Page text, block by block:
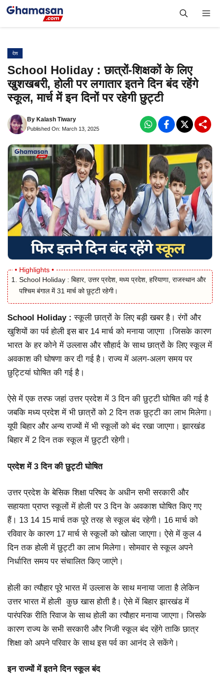
Skip
देश
School Holiday : छात्रों-शिक्षकों के लिए
खुशखबरी, होली पर लगातार इतने दिन बंद रहेंगे
स्कूल, मार्च में इन दिनों पर रहेगी छुट्टी
By Kalash Tiwary
Published On: March 13, 2025
School Holiday : बिहार, उत्तर प्रदेश, मध्य प्रदेश, हरियाणा, राजस्थान और
पश्चिम बंगाल में 31 मार्च को छुट्टी रहेगी।
School Holiday :स्कूली छात्रों के लिए बड़ी खबर है। रंगों और
खुशियों का पर्व होली इस बार 14 मार्च को मनाया जाएगा ।जिसके कारण
भारत के हर कोने में उल्लास और सौहार्द के साथ छात्रों के लिए स्कूल में
अवकाश की घोषणा कर दी गई है। राज्य में अलग-अलग समय पर
छुट्टियां घोषित की गई है।
ऐसे में एक तरफ जहां उत्तर प्रदेश में 3 दिन की छुट्टी घोषित की गई है
जबकि मध्य प्रदेश में भी छात्रों को 2 दिन तक छुट्टी का लाभ मिलेगा।
यूपी बिहार और अन्य राज्यों में भी स्कूलों को बंद रखा जाएगा। झारखंड
बिहार में 2 दिन तक स्कूल में छुट्टी रहेगी।
प्रदेश में 3 दिन की छुट्टी घोषित
उत्तर प्रदेश के बेसिक शिक्षा परिषद के अधीन सभी सरकारी और
सहायता प्राप्त स्कूलों में होली पर 3 दिन के अवकाश घोषित किए गए
हैं। 13 14 15 मार्च तक पूरे तरह से स्कूल बंद रहेगी। 16 मार्च को
रविवार के कारण 17 मार्च से स्कूलों को खोला जाएगा। ऐसे में कुल 4
दिन तक होली में छुट्टी का लाभ मिलेगा। सोमवार से स्कूल अपने
निर्धारित समय पर संचालित किए जाएंगे।
होली का त्यौहार पूरे भारत में उल्लास के साथ मनाया जाता है लेकिन
उत्तर भारत में होली कुछ खास होती है। ऐसे में बिहार झारखंड में
पारंपरिक रीति रिवाज के साथ होली का त्यौहार मनाया जाएगा। जिसके
कारण राज्य के सभी सरकारी और निजी स्कूल बंद रहेंगे ताकि छात्र
शिक्षा को अपने परिवार के साथ इस पर्व का आनंद ले सकेंगे।
इन राज्यों में इतने दिन स्कूल बंद